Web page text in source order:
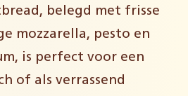
belegd met frisse
mozzarella, pesto en
is perfect voor een
of als verrassend